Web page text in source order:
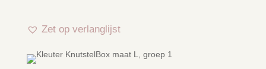
Zet op verlanglijst